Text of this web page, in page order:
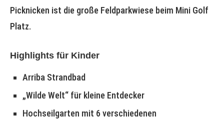
Picknicken ist die große Feldparkwiese beim Mini Golf
Platz.
Highlights für Kinder
Arriba Strandbad
„Wilde Welt“ für kleine Entdecker
Hochseilgarten mit 6 verschiedenen